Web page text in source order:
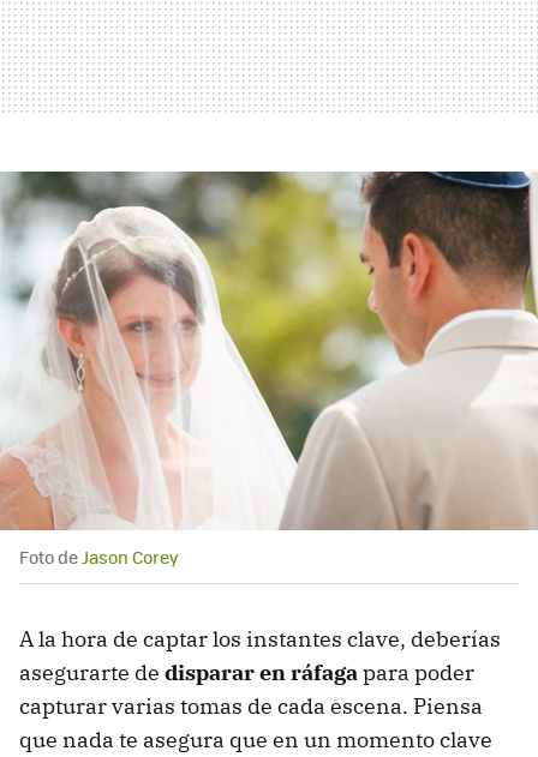
Foto de Jason Corey
A la hora de captar los instantes clave, deberías
asegurarte de disparar en ráfagapara poder
capturar varias tomas de cada escena. Piensa
que nada te asegura que en un momento clave